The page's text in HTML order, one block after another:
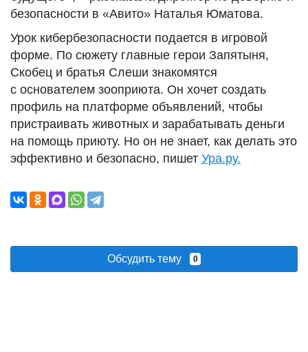
безопасности в «Авито» Наталья Юматова.
Урок кибербезопасности подается в игровой
форме. По сюжету главные герои Запятыня,
Скобец и братья Слеши знакомятся
с основателем зооприюта. Он хочет создать
профиль на платформе объявлений, чтобы
пристраивать животных и зарабатывать деньги
на помощь приюту. Но он не знает, как делать это
эффективно и безопасно, пишет Ура.ру.
Обсудить тему 0